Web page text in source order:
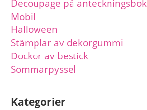
Decoupage på anteckningsbok
Mobil
Halloween
Stämplar av dekorgummi
Dockor av bestick
Sommarpyssel
Kategorier